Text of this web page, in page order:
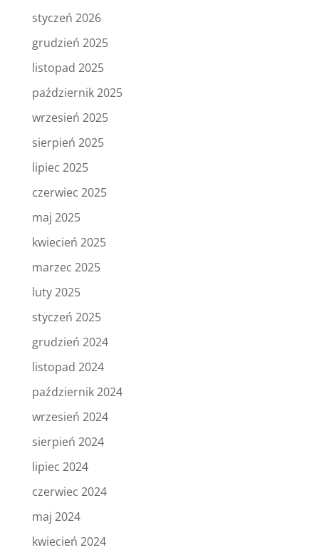
styczeń 2026
grudzień 2025
listopad 2025
październik 2025
wrzesień 2025
sierpień 2025
lipiec 2025
czerwiec 2025
maj 2025
kwiecień 2025
marzec 2025
luty 2025
styczeń 2025
grudzień 2024
listopad 2024
październik 2024
wrzesień 2024
sierpień 2024
lipiec 2024
czerwiec 2024
maj 2024
kwiecień 2024